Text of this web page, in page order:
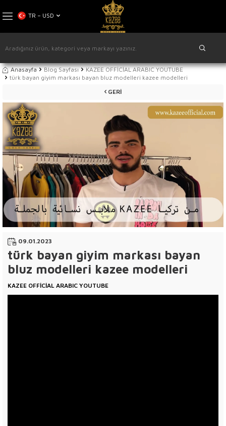
TR − USD
Anasayfa Blog Sayfası
KAZEE OFFİCİAL ARABIC YOUTUBE
türk bayan giyim markası bayan bluz modelleri kazee modelleri
GERI
09.01.2023
türk bayan giyim markası bayan
bluz modelleri kazee modelleri
KAZEE OFFİCİAL ARABIC YOUTUBE